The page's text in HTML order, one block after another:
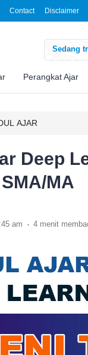
Contact Disclaimer
Sedang
Perangkat Ajar
AJAR
Deep
MA
am . 4 menit